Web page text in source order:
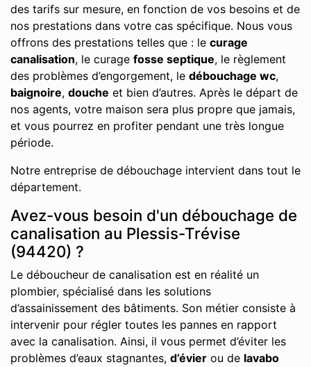
des tarifs sur mesure, en fonction de vos besoins et de
nos prestations dans votre cas spécifique. Nous vous
offrons des prestations telles que : le curage
canalisation, le curage fosse septique, le règlement
des problèmes d’engorgement, le débouchage wc,
baignoire, douche et bien d’autres. Après le départ de
nos agents, votre maison sera plus propre que jamais,
et vous pourrez en profiter pendant une très longue
période.
Notre entreprise de débouchage intervient dans tout le
département.
Avez-vous besoin d'un débouchage de
canalisation au Plessis-Trévise
(94420) ?
Le déboucheur de canalisation est en réalité un
plombier, spécialisé dans les solutions
d’assainissement des bâtiments. Son métier consiste à
intervenir pour régler toutes les pannes en rapport
avec la canalisation. Ainsi, il vous permet d’éviter les
problèmes d’eaux stagnantes, d’évier ou de lavabo